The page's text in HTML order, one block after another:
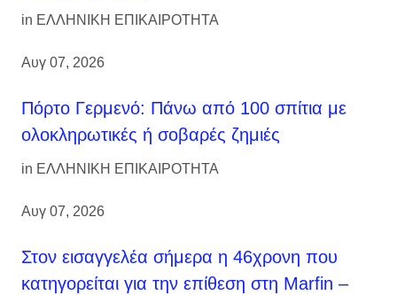
in ΕΛΛΗΝΙΚΗ ΕΠΙΚΑΙΡΟΤΗΤΑ
Αυγ 07, 2026
Πόρτο Γερμενό: Πάνω από 100 σπίτια με
ολοκληρωτικές ή σοβαρές ζημιές
in ΕΛΛΗΝΙΚΗ ΕΠΙΚΑΙΡΟΤΗΤΑ
Αυγ 07, 2026
Στον εισαγγελέα σήμερα η 46χρονη που
κατηγορείται για την επίθεση στη Marfin –